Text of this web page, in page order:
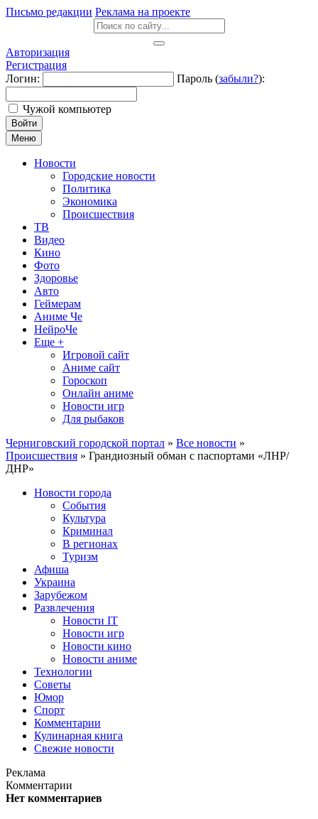
Письмо редакции Реклама на проекте
Авторизация
Регистрация
Логин:
Пароль (забыли?):
Чужой компьютер
Войти
Меню
Новости
Городские новости
Политика
Экономика
Происшествия
ТВ
Видео
Кино
Фото
Здоровье
Авто
Геймерам
Аниме Че
НейроЧе
Еще +
Игровой сайт
Аниме сайт
Гороскоп
Онлайн аниме
Новости игр
Для рыбаков
Черниговский городской портал » Все новости »
Происшествия » Грандиозный обман с паспортами «ЛНР/
ДНР»
Новости города
События
Культура
Криминал
В регионах
Туризм
Афиша
Украина
Зарубежом
Развлечения
Новости IT
Новости игр
Новости кино
Новости аниме
Технологии
Советы
Юмор
Спорт
Комментарии
Кулинарная книга
Свежие новости
Реклама
Комментарии
Нет комментариев